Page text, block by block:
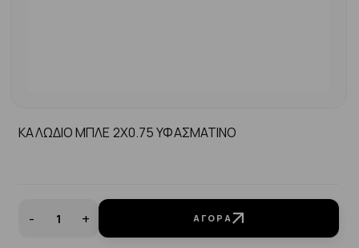
ΚΑΛΩΔΙΟ ΜΠΛΕ 2Χ0.75 ΥΦΑΣΜΑΤΙΝΟ
- + ΑΓΟΡΆ